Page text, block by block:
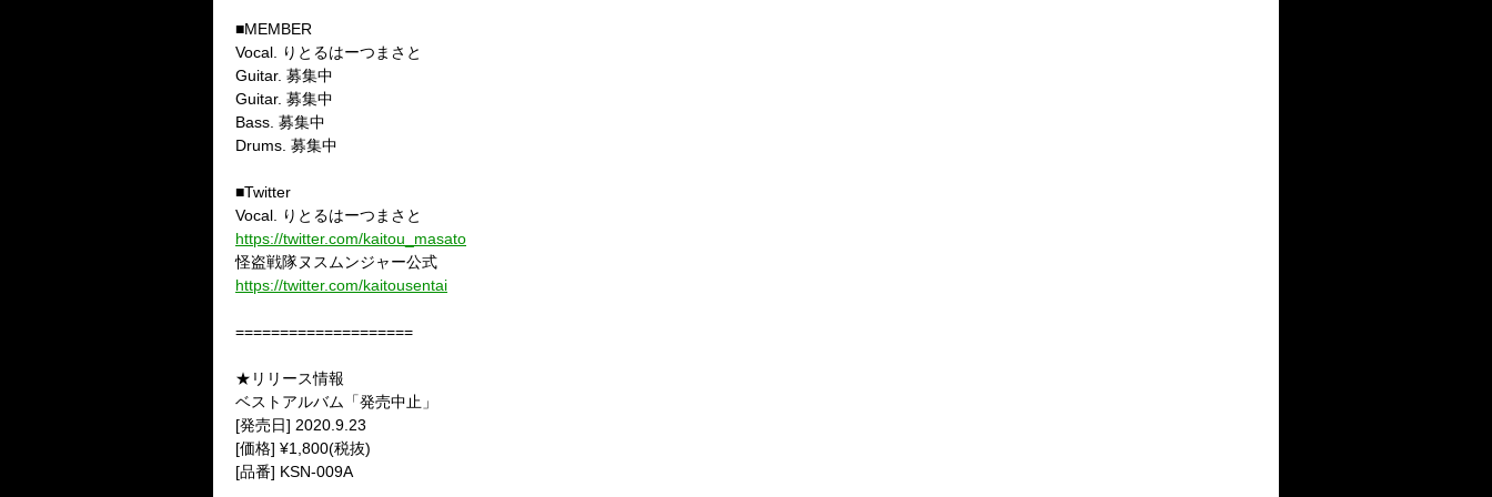
■MEMBER
Vocal. りとるはーつまさと
Guitar. 募集中
Guitar. 募集中
Bass. 募集中
Drums. 募集中
■Twitter
Vocal. りとるはーつまさと
https://twitter.com/kaitou_masato
怪盗戦隊ヌスムンジャー公式
https://twitter.com/kaitousentai
====================
★リリース情報
ベストアルバム「発売中止」
[発売日] 2020.9.23
[価格] ¥1,800(税抜)
[品番] KSN-009A